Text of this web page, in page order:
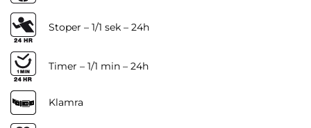
Stoper – 1/1 sek – 24h
Timer – 1/1 min – 24h
Klamra